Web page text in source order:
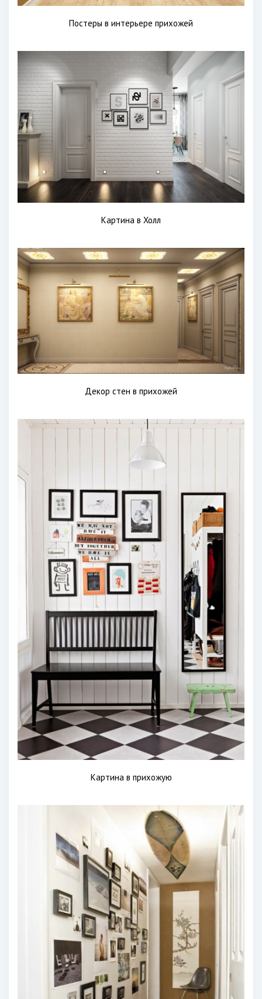
Постеры в интерьере прихожей
Картина в Холл
Декор стен в прихожей
Картина в прихожую